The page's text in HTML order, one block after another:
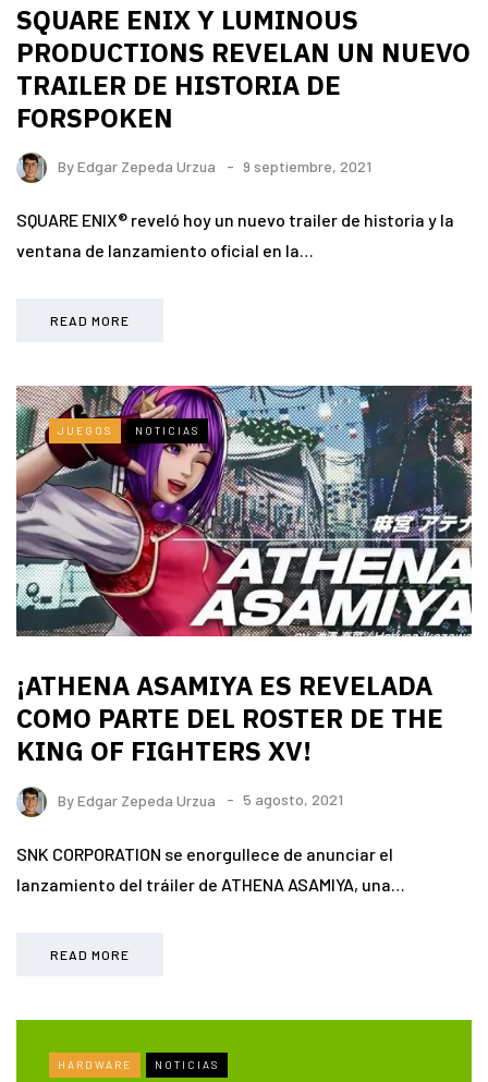
SQUARE ENIX Y LUMINOUS
PRODUCTIONS REVELAN UN NUEVO
TRAILER DE HISTORIA DE
FORSPOKEN
ByEdgar Zepeda Urzua 9 septiembre, 2021
SQUARE ENIX® reveló hoy un nuevo trailer de historia y la
ventana de lanzamiento oficial en la…
READ MORE
JUEGOS NOTICIAS
¡ATHENA ASAMIYA ES REVELADA
COMO PARTE DEL ROSTER DE THE
KING OF FIGHTERS XV!
ByEdgar Zepeda Urzua 5 agosto, 2021
SNK CORPORATION se enorgullece de anunciar el
lanzamiento del tráiler de ATHENA ASAMIYA, una…
READ MORE
HARDWARE NOTICIAS